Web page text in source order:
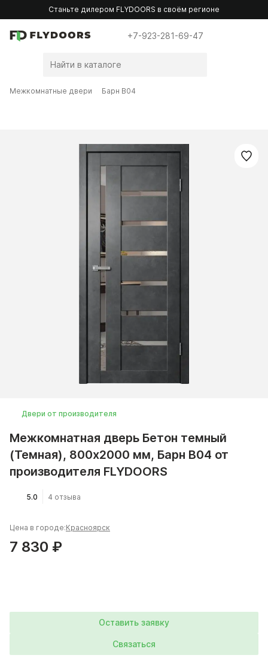
Станьте дилером FLYDOORS в своём регионе
+7-923-281-69-47
Межкомнатные двери Барн B04
Двери от производителя
Межкомнатная дверь Бетон темный
(Темная), 800x2000 мм, Барн B04 от
производителя FLYDOORS
5.0 4 отзыва
Цена в городе:Красноярск
7 830 ₽
Оставить заявку
Связаться